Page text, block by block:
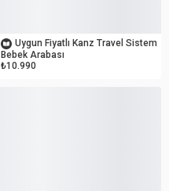
Uygun Fiyatlı Kanz Travel Sistem
Bebek Arabası
₺10.990